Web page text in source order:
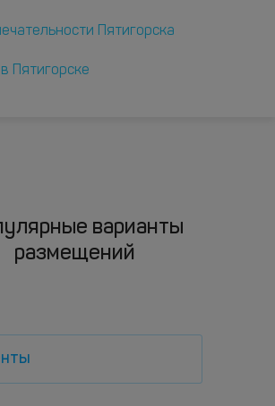
Пятигорска
Пятигорске
варианты
размещений